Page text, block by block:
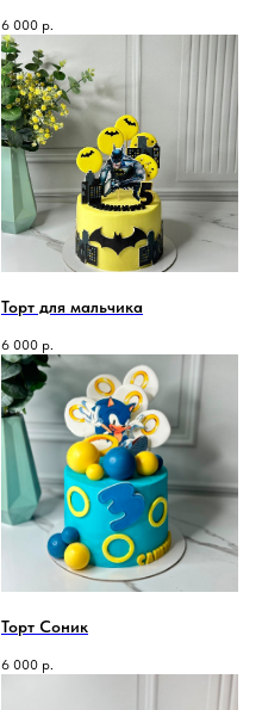
6 000 р.
Торт для мальчика
6 000 р.
Торт Соник
6 000 р.